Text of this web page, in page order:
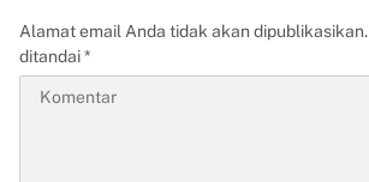
Alamat email Anda tidak akan dipublikasikan.
ditandai*